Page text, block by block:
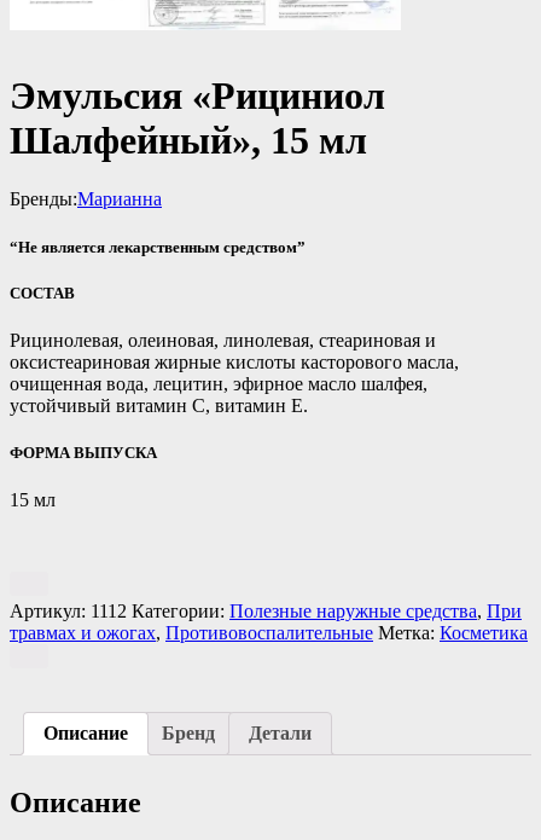
Эмульсия «Рициниол
Шалфейный», 15 мл
Бренды:Марианна
“Не является лекарственным средством”
СОСТАВ
Рицинолевая, олеиновая, линолевая, стеариновая и
оксистеариновая жирные кислоты касторового масла,
очищенная вода, лецитин, эфирное масло шалфея,
устойчивый витамин С, витамин Е.
ФОРМА ВЫПУСКА
15 мл
Артикул: 1112 Категории: Полезные наружные средства, При
травмах и ожогах, Противовоспалительные Метка: Косметика
Описание Бренд Детали
Описание